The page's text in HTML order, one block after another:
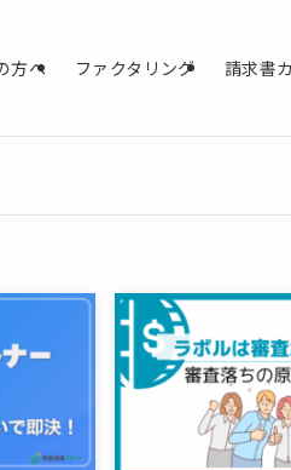
方へ ファクタリング 請求書